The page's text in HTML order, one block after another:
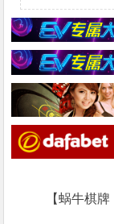
【蜗牛棋牌